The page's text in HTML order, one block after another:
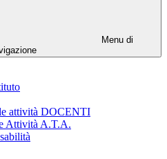
Menu di
attività DOCENTI
Attività A.T.A.